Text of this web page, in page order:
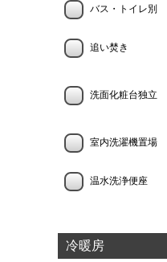
バス・トイレ別
追い焚き
洗面化粧台独立
室内洗濯機置場
温水洗浄便座
冷暖房